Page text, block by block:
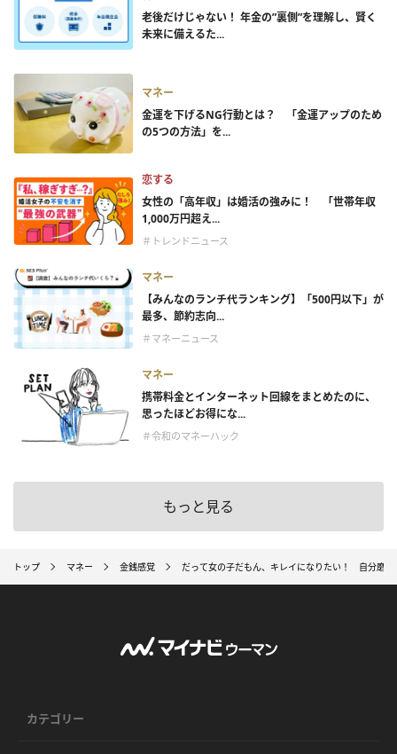
老後だけじゃない！ 年金の”裏側”を理解し、賢く
未来に備えるた...
マネー
金運を下げるNG行動とは？ 「金運アップのため
の5つの方法」を...
恋する
女性の「高年収」は婚活の強みに！ 「世帯年収
1,000万円超え...
＃トレンドニュース
マネー
【みんなのランチ代ランキング】「500円以下」が
最多、節約志向...
＃マネーニュース
マネー
携帯料金とインターネット回線をまとめたのに、
思ったほどお得にな...
＃令和のマネーハック
もっと見る
トップ マネー 金銭感覚 だって女の子だもん、キレイになりたい！ 自分磨
カテゴリー